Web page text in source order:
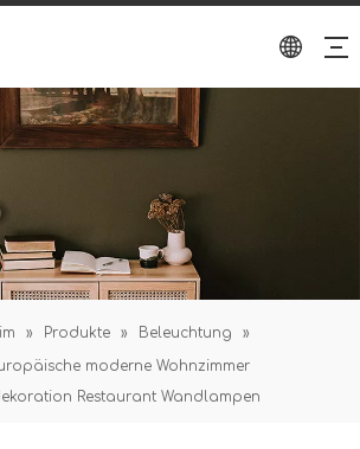
» Produkte » Beleuchtung
»
moderne Wohnzimmer
Restaurant Wandlampen